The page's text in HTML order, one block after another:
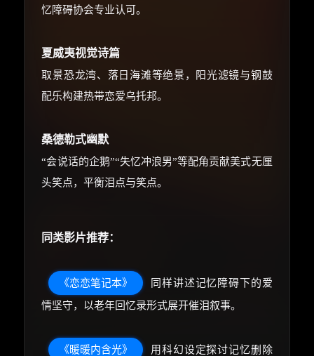
忆障碍协会专业认可。
夏威夷视觉诗篇
取景恐龙湾、落日海滩等绝景，阳光滤镜与钢鼓
配乐构建热带恋爱乌托邦。
桑德勒式幽默
“会说话的企鹅”“失忆冲浪男”等配角贡献美式无厘
头笑点，平衡泪点与笑点。
同类影片推荐：
《恋恋笔记本》
同样讲述记忆障碍下的爱
情坚守，以老年回忆录形式展开催泪叙事。
《暖暖内含光》
用科幻设定探讨记忆删除